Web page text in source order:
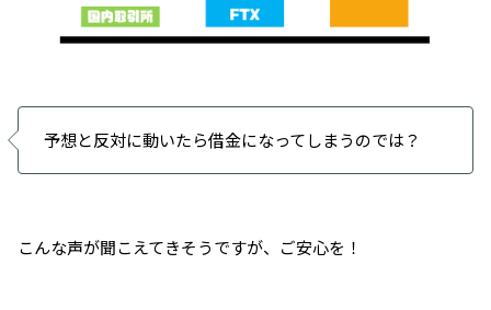
予想と反対に動いたら借金になってしまうのでは？
こんな声が聞こえてきそうですが、ご安心を！